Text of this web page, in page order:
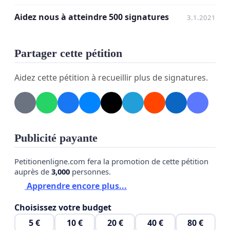
score plus fort au niveau
- Qui fait partie des variantes retenues par MFQ
comme site de halde à stérile, donc viable
économiquement et réalisable au point de vue
technique.
Le lac Carotte dans son entièreté est aussi une
autre option :
Aidez nous à atteindre 500 signatures 3.1.2021
Partager cette pétition
Aidez cette pétition à recueillir plus de signatures.
Publicité payante
Petitionenligne.com fera la promotion de cette pétition
auprès de 3,000 personnes.
Apprendre encore plus...
Choisissez votre budget
5 €
10 € 20 € 40 € 80 €